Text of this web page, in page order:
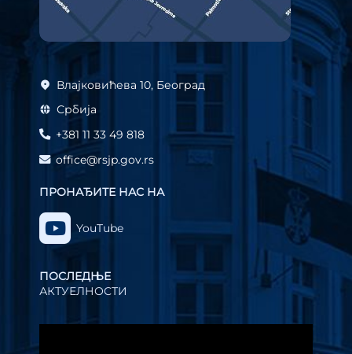
Влајковићева 10, Београд
Србија
+381 11 33 49 818
office@rsjp.gov.rs
ПРОНАЂИТЕ НАС НА
YouTube
ПОСЛЕДЊЕ
АКТУЕЛНОСТИ
видео